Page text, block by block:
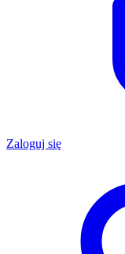
Zaloguj się